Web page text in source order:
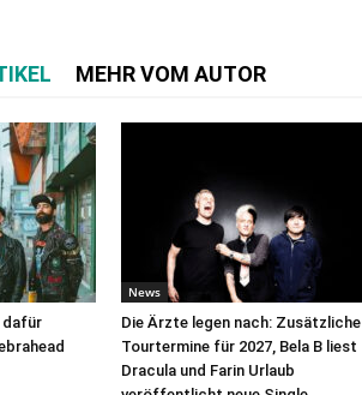
MEHR VOM AUTOR
dafür
News
Die Ärzte legen nach: Zusätzliche
Tourtermine für 2027, Bela B liest
Dracula und Farin Urlaub